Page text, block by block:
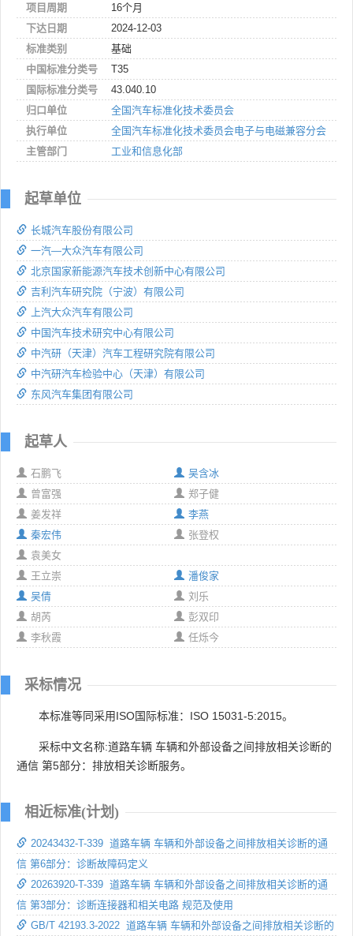
项目周期
16个月
下达日期
2024-12-03
标准类别
基础
中国标准分类号
T35
国际标准分类号
43.040.10
归口单位
全国汽车标准化技术委员会
执行单位
全国汽车标准化技术委员会电子与电磁兼容分会
主管部门
工业和信息化部
起草单位
长城汽车股份有限公司
一汽—大众汽车有限公司
北京国家新能源汽车技术创新中心有限公司
吉利汽车研究院（宁波）有限公司
上汽大众汽车有限公司
中国汽车技术研究中心有限公司
中汽研（天津）汽车工程研究院有限公司
中汽研汽车检验中心（天津）有限公司
东风汽车集团有限公司
起草人
石鹏飞
吴含冰
曾富强
郑子健
姜发祥
李燕
秦宏伟
张登权
袁美女
王立崇
潘俊家
吴倩
刘乐
胡芮
彭双印
李秋霞
任烁今
采标情况
本标准等同采用ISO国际标准：ISO 15031-5:2015。
采标中文名称:道路车辆 车辆和外部设备之间排放相关诊断的
通信 第5部分：排放相关诊断服务。
相近标准(计划)
20243432-T-339 道路车辆 车辆和外部设备之间排放相关诊断的通
信 第6部分：诊断故障码定义
20263920-T-339 道路车辆 车辆和外部设备之间排放相关诊断的通
信 第3部分：诊断连接器和相关电路 规范及使用
GB/T 42193.3-2022 道路车辆 车辆和外部设备之间排放相关诊断的